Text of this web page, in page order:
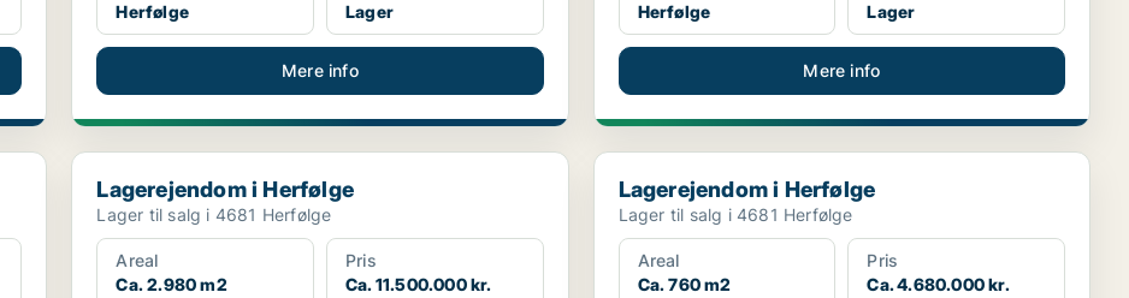
Herfølge
Lager
Mere info
Herfølge
Lager
Mere info
Lagerejendom i Herfølge
Lagerejendom i Herfølge
Lager til salg i 4681 Herfølge
Areal
Ca. 2.980 m2
Pris
Ca. 11.500.000 kr.
Lagerejendom i Herfølge
Lagerejendom i Herfølge
Lager til salg i 4681 Herfølge
Areal
Ca. 760 m2
Pris
Ca. 4.680.000 kr.